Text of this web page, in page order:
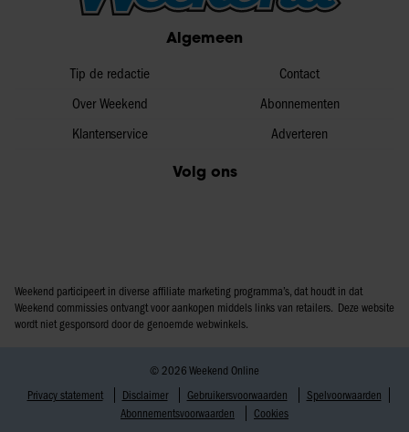
Algemeen
Tip de redactie
Over Weekend
Klantenservice
Contact
Abonnementen
Adverteren
Volg ons
Weekend participeert in diverse affiliate marketing programma’s, dat houdt in dat
Weekend commissies ontvangt voor aankopen middels links van retailers. Deze website
wordt niet gesponsord door de genoemde webwinkels.
© 2026 Weekend Online
Privacy statement
Disclaimer Gebruikersvoorwaarden
Spelvoorwaarden
Abonnementsvoorwaarden
Cookies